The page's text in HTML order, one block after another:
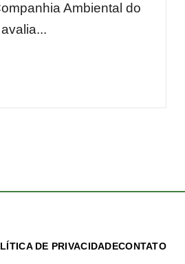
Ambiental do
DE PRIVACIDADECONTATO